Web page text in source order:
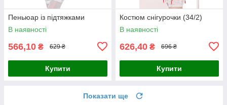
Пеньюар із підтяжками
В наявності
566,10 ₴ 629 ₴
Купити
Костюм снігурочки (34/2)
В наявності
626,40 ₴ 696 ₴
Купити
Показати ще